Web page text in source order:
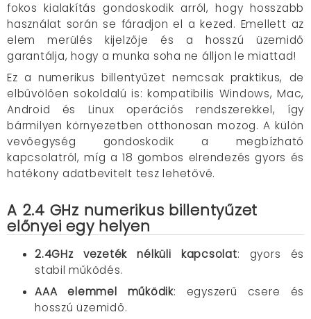
fokos kialakítás gondoskodik arról, hogy hosszabb
használat során se fáradjon el a kezed. Emellett az
elem merülés kijelzője és a hosszú üzemidő
garantálja, hogy a munka soha ne álljon le miattad!
Ez a numerikus billentyűzet nemcsak praktikus, de
elbűvölően sokoldalú is: kompatibilis Windows, Mac,
Android és Linux operációs rendszerekkel, így
bármilyen környezetben otthonosan mozog. A külön
vevőegység gondoskodik a megbízható
kapcsolatról, míg a 18 gombos elrendezés gyors és
hatékony adatbevitelt tesz lehetővé.
A 2.4 GHz numerikus billentyűzet
előnyei egy helyen
2.4GHz vezeték nélküli kapcsolat: gyors és
stabil működés.
AAA elemmel működik: egyszerű csere és
hosszú üzemidő.